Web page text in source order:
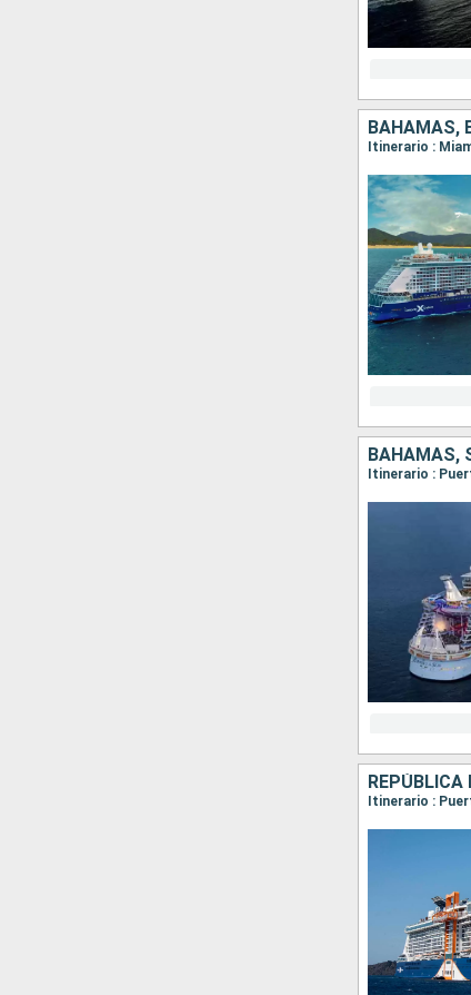
BAHAMAS,
Itinerario :
BAHAMAS,
Itinerario :
REPÚBLICA
Itinerario :